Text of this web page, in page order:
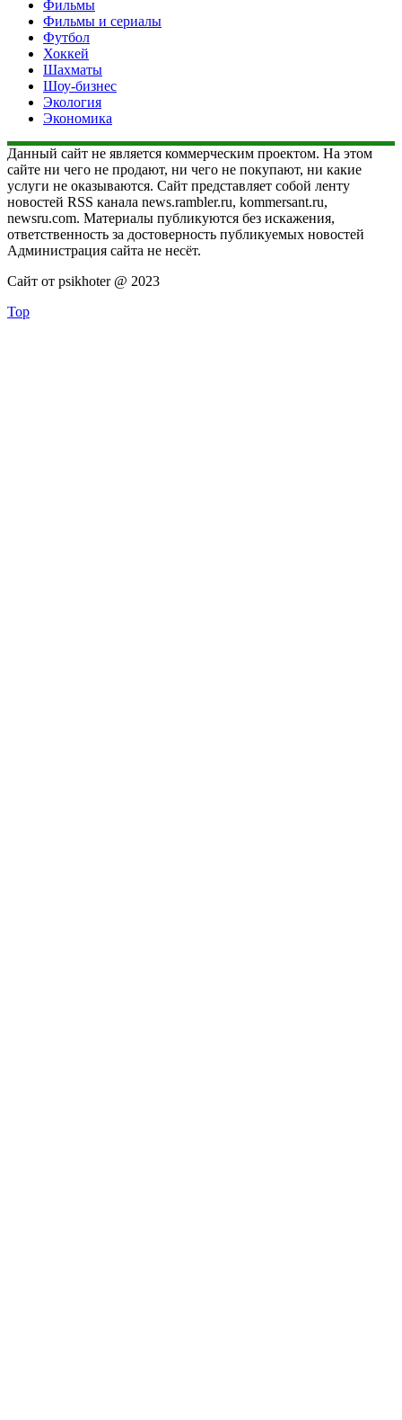
Фильмы
Фильмы и сериалы
Футбол
Хоккей
Шахматы
Шоу-бизнес
Экология
Экономика
Данный сайт не является коммерческим проектом. На этом
сайте ни чего не продают, ни чего не покупают, ни какие
услуги не оказываются. Сайт представляет собой ленту
новостей RSS канала news.rambler.ru, kommersant.ru,
newsru.com. Материалы публикуются без искажения,
ответственность за достоверность публикуемых новостей
Администрация сайта не несёт.
Сайт от psikhoter @ 2023
Top